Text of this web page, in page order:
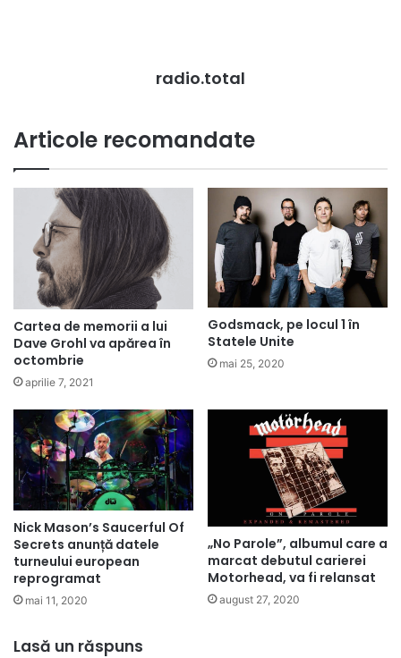
radio.total
Articole recomandate
Cartea de memorii a lui
Dave Grohl va apărea în
octombrie
aprilie 7, 2021
Godsmack, pe locul 1 în
Statele Unite
mai 25, 2020
Nick Mason’s Saucerful Of
Secrets anunță datele
turneului european
reprogramat
mai 11, 2020
„No Parole”, albumul care a
marcat debutul carierei
Motorhead, va fi relansat
august 27, 2020
Lasă un răspuns